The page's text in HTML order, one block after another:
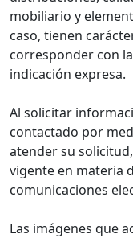
mobiliario y
caso, tienen
corresponder con
indicación expresa.
Al solicitar
contactado por
atender su
vigente en materia
comunicaciones
Las imágenes que